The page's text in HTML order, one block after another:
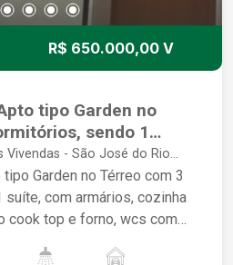
R$ 650.000,00 V
tipo Garden no
sendo 1
garagens
Vivendas - São José do Rio
Garden no Térreo com 3
com armários, cozinha
cook top e forno, wcs com